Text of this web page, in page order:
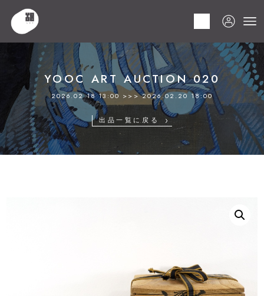
HOME
YOOC ART AUCTION 020
2026.02.18 13:00 >>> 2026.02.20 18:00
出品一覧に戻る